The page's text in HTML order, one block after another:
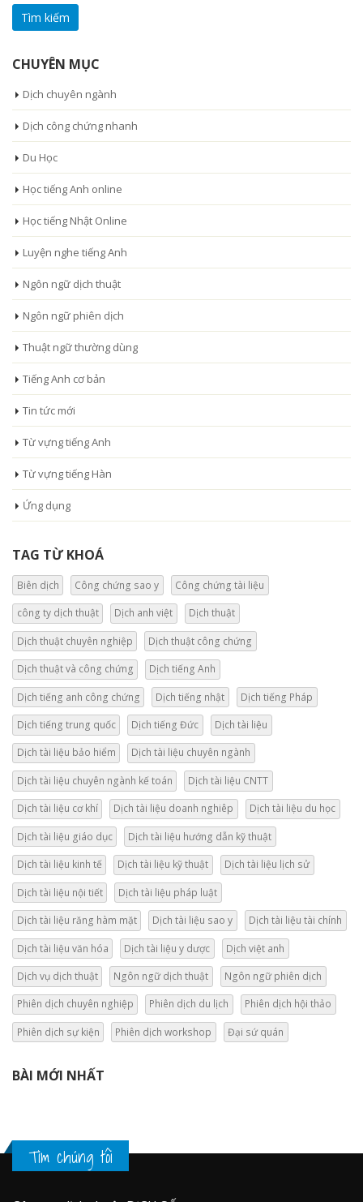
cho:
CHUYÊN MỤC
Dịch chuyên ngành
Dịch công chứng nhanh
Du Học
Học tiếng Anh online
Học tiếng Nhật Online
Luyện nghe tiếng Anh
Ngôn ngữ dịch thuật
Ngôn ngữ phiên dịch
Thuật ngữ thường dùng
Tiếng Anh cơ bản
Tin tức mới
Từ vựng tiếng Anh
Từ vựng tiếng Hàn
Ứng dụng
TAG TỪ KHOÁ
Biên dịch Công chứng sao y Công chứng tài liệu
công ty dịch thuật Dịch anh việt Dịch thuật
Dịch thuật chuyên nghiệp Dịch thuật công chứng
Dịch thuật và công chứng Dịch tiếng Anh
Dịch tiếng anh công chứng Dịch tiếng nhật Dịch tiếng Pháp
Dịch tiếng trung quốc Dịch tiếng Đức Dịch tài liệu
Dịch tài liệu bảo hiểm Dịch tài liệu chuyên ngành
Dịch tài liệu chuyên ngành kế toán Dịch tài liệu CNTT
Dịch tài liệu cơ khí Dịch tài liệu doanh nghiêp Dịch tài liệu du học
Dịch tài liệu giáo dục Dịch tài liệu hướng dẫn kỹ thuật
Dịch tài liệu kinh tế Dịch tài liệu kỹ thuật Dịch tài liệu lịch sử
Dịch tài liệu nội tiết Dịch tài liệu pháp luật
Dịch tài liệu răng hàm mặt Dịch tài liệu sao y Dịch tài liệu tài chính
Dịch tài liệu văn hóa Dịch tài liệu y dược Dịch việt anh
Dịch vụ dịch thuật Ngôn ngữ dịch thuật Ngôn ngữ phiên dịch
Phiên dịch chuyên nghiệp Phiên dịch du lịch Phiên dịch hội thảo
Phiên dịch sự kiện Phiên dịch workshop Đại sứ quán
BÀI MỚI NHẤT
Tìm chúng tôi